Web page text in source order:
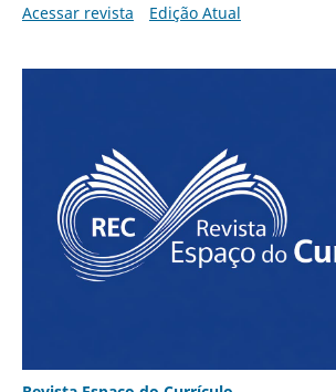
Acessar revista
Edição Atual